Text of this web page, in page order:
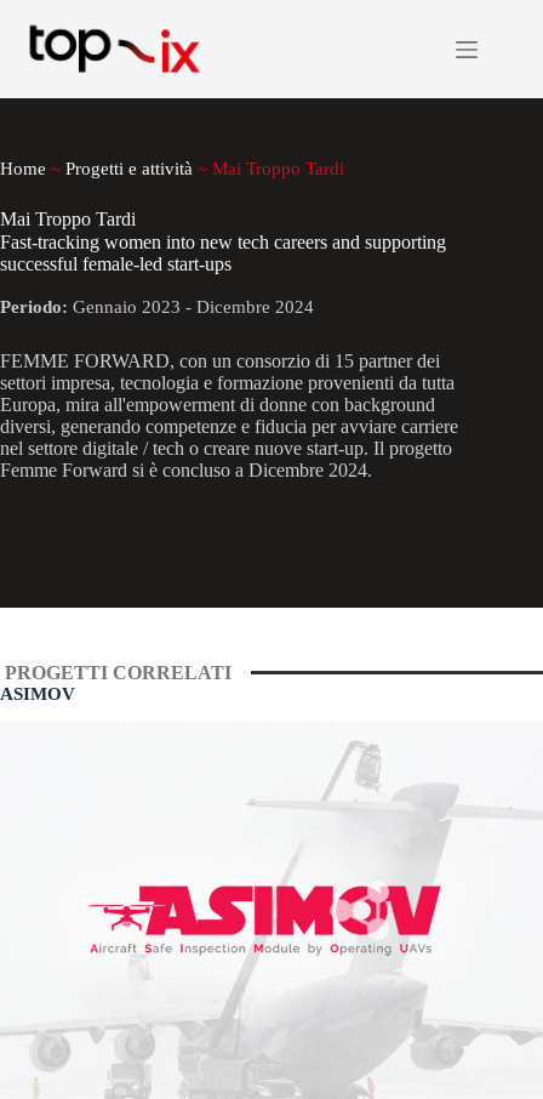
contenuto
Home ~ Progetti e attività ~ Mai Troppo Tardi
Mai Troppo Tardi
Fast-tracking women into new tech careers and supporting
successful female-led start-ups
Periodo: Gennaio 2023 - Dicembre 2024
FEMME FORWARD, con un consorzio di 15 partner dei
settori impresa, tecnologia e formazione provenienti da tutta
Europa, mira all'empowerment di donne con background
diversi, generando competenze e fiducia per avviare carriere
nel settore digitale / tech o creare nuove start-up. Il progetto
Femme Forward si è concluso a Dicembre 2024.
PROGETTI CORRELATI
ASIMOV